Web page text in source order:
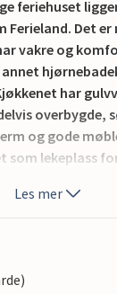
feriehuset
Det er
vakre og
har
overbygde,
og gode
som lekeplass
i området.
Les mer